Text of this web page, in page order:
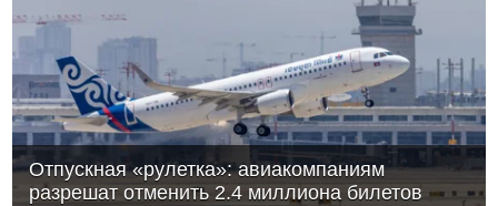
Отпускная «рулетка»: авиакомпаниям
разрешат отменить 2.4 миллиона билетов